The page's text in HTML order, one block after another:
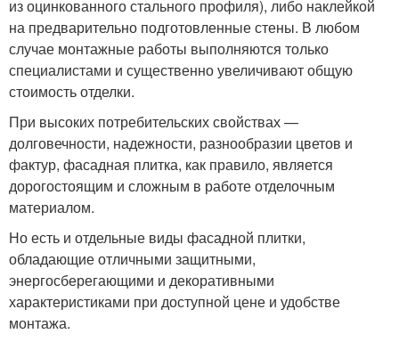
из оцинкованного стального профиля), либо наклейкой
на предварительно подготовленные стены. В любом
случае монтажные работы выполняются только
специалистами и существенно увеличивают общую
стоимость отделки.
При высоких потребительских свойствах —
долговечности, надежности, разнообразии цветов и
фактур, фасадная плитка, как правило, является
дорогостоящим и сложным в работе отделочным
материалом.
Но есть и отдельные виды фасадной плитки,
обладающие отличными защитными,
энергосберегающими и декоративными
характеристиками при доступной цене и удобстве
монтажа.